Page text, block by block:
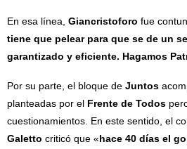
En esa línea, Giancristoforo fue
tiene que pelear para que se de un
garantizado y eficiente. Hagamos
Por su parte, el bloque de Juntos
planteadas por el Frente de Todos
cuestionamientos. En este sentido, el
Galetto criticó que «hace 40 días el